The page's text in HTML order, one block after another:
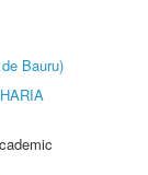
Bauru)